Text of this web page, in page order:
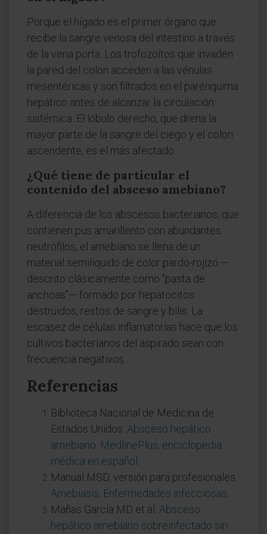
Porque el hígado es el primer órgano que
recibe la sangre venosa del intestino a través
de la vena porta. Los trofozoítos que invaden
la pared del colon acceden a las vénulas
mesentéricas y son filtrados en el parénquima
hepático antes de alcanzar la circulación
sistémica. El lóbulo derecho, que drena la
mayor parte de la sangre del ciego y el colon
ascendente, es el más afectado.
¿Qué tiene de particular el
contenido del absceso amebiano?
A diferencia de los abscesos bacterianos, que
contienen pus amarillento con abundantes
neutrófilos, el amebiano se llena de un
material semilíquido de color pardo-rojizo —
descrito clásicamente como "pasta de
anchoas"— formado por hepatocitos
destruidos, restos de sangre y bilis. La
escasez de células inflamatorias hace que los
cultivos bacterianos del aspirado sean con
frecuencia negativos.
Referencias
Biblioteca Nacional de Medicina de
Estados Unidos. Absceso hepático
amebiano. MedlinePlus, enciclopedia
médica en español
Manual MSD, versión para profesionales.
Amebiasis. Enfermedades infecciosas
Mañas García MD et al. Absceso
hepático amebiano sobreinfectado sin